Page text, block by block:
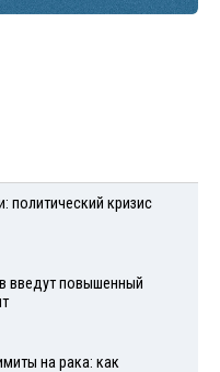
политический кризис
введут повышенный
на рака: как